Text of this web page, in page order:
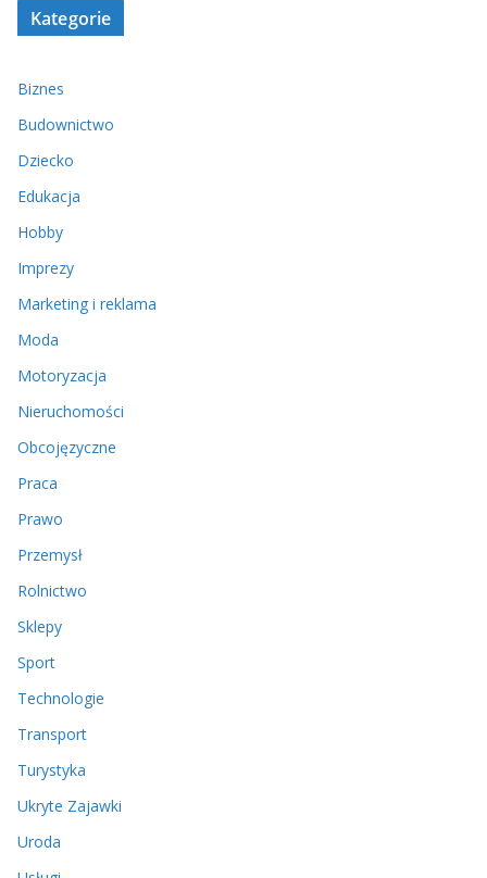
Kategorie
Biznes
Budownictwo
Dziecko
Edukacja
Hobby
Imprezy
Marketing i reklama
Moda
Motoryzacja
Nieruchomości
Obcojęzyczne
Praca
Prawo
Przemysł
Rolnictwo
Sklepy
Sport
Technologie
Transport
Turystyka
Ukryte Zajawki
Uroda